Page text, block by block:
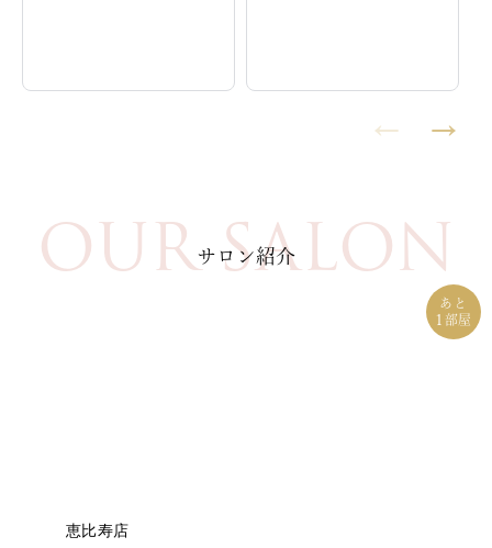
OUR SALON
サロン紹介
あと
1 部屋
恵比寿店